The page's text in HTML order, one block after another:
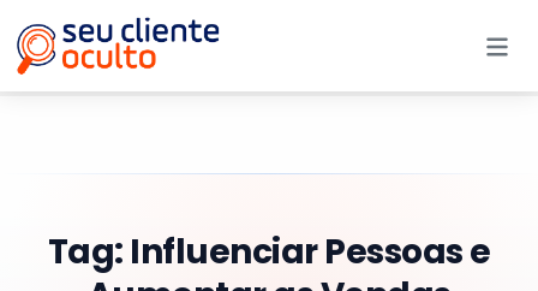
Tag: Influenciar Pessoas e